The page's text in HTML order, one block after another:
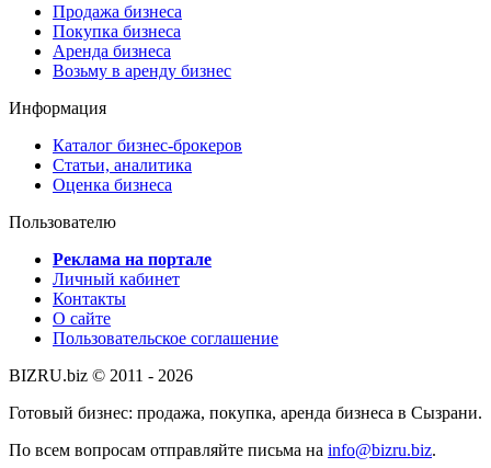
Продажа бизнеса
Покупка бизнеса
Аренда бизнеса
Возьму в аренду бизнес
Информация
Каталог бизнес-брокеров
Статьи, аналитика
Оценка бизнеса
Пользователю
Реклама на портале
Личный кабинет
Контакты
О сайте
Пользовательское соглашение
BIZRU.biz © 2011 - 2026
Готовый бизнес: продажа, покупка, аренда бизнеса в Сызрани.
По всем вопросам отправляйте письма на info@bizru.biz.